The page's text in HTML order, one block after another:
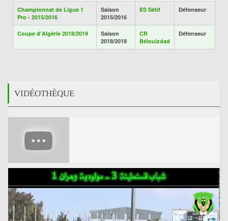
Championnat de Ligue 1
Pro - 2015/2016
Saison
2015/2016
ES Sétif Défenseur
Coupe d'Algérie 2018/2019
Saison
2018/2019
CR
Bélouizdad
Défenseur
VIDÉOTHÈQUE